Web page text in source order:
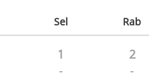
Sel Rab
1
-
2
-